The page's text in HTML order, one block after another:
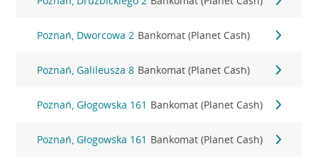
Poznań, Dworcowa 2 Bankomat (Planet Cash)
Poznań, Galileusza 8 Bankomat (Planet Cash)
Poznań, Głogowska 161 Bankomat (Planet Cash)
Poznań, Głogowska 161 Bankomat (Planet Cash)